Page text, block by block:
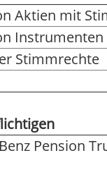
Aktien mit
Instrumenten
Stimmrechte
Pension